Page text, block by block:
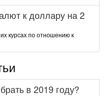
к доллару на 2
курсах по отношению к
в 2019 году?